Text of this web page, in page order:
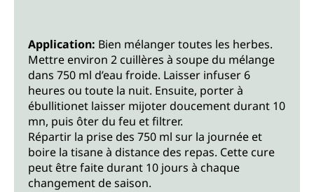
Application: Bien mélanger toutes les herbes.
Mettre environ 2 cuillères à soupe du mélange
dans 750 ml d’eau froide. Laisser infuser 6
heures ou toute la nuit. Ensuite, porter à
ébullitionet laisser mijoter doucement durant 10
mn, puis ôter du feu et filtrer.
Répartir la prise des 750 ml sur la journée et
boire la tisane à distance des repas. Cette cure
peut être faite durant 10 jours à chaque
changement de saison.